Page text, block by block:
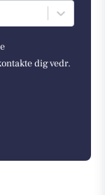
dig vedr.